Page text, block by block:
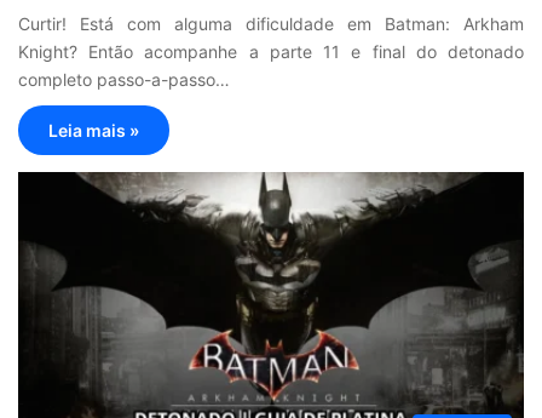
Curtir! Está com alguma dificuldade em Batman: Arkham
Knight? Então acompanhe a parte 11 e final do detonado
completo passo-a-passo…
Leia mais »